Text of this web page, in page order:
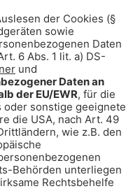
für
Steinplatte